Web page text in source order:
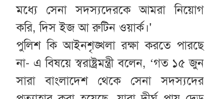
মধ্যে সেনা সদস্যদেরকে আমরা নিয়োগ
করি, দিস ইজ আ রুটিন ওয়ার্ক।'
পুলিশ কি আইনশৃঙ্খলা রক্ষা করতে পারছে
না- এ বিষয়ে স্বরাষ্ট্রমন্ত্রী বলেন, ‘গত ১৫ জুন
সারা বাংলাদেশ থেকে সেনা সদস্যদের